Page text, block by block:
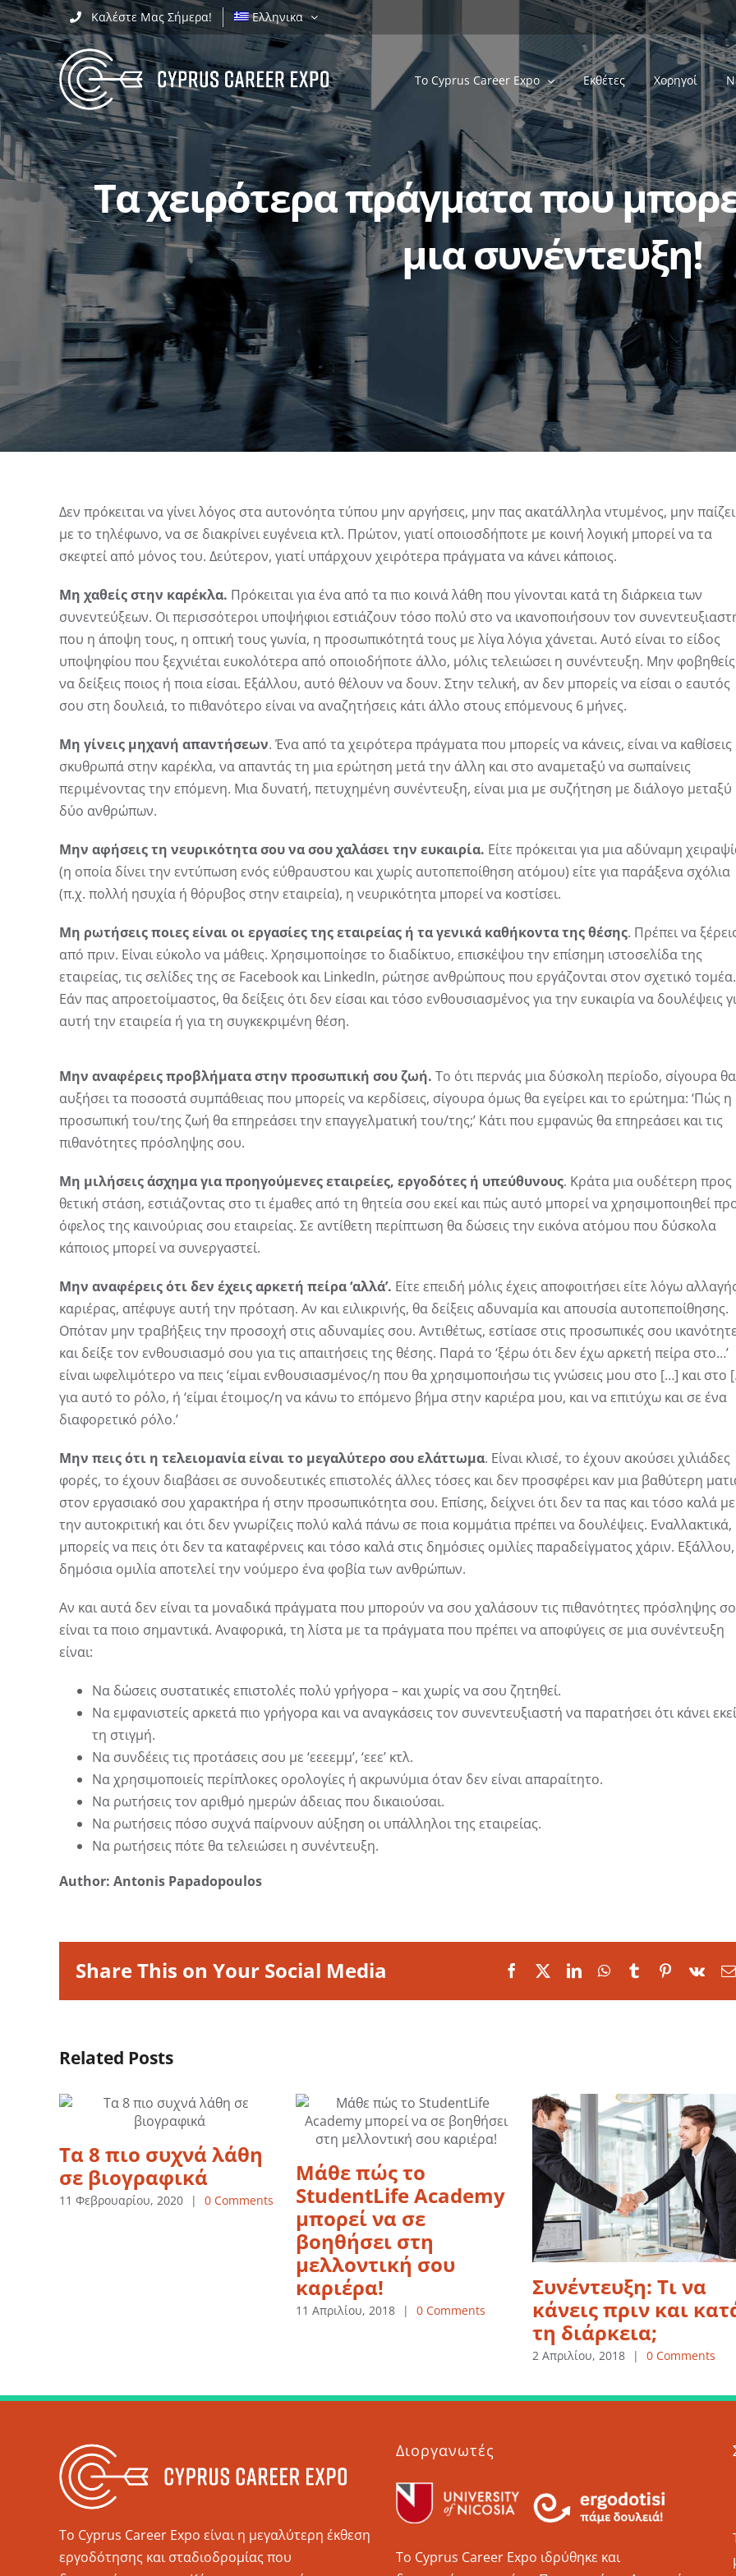
Skip
to
content
Καλέστε Μας Σήμερα! Ελληνικα
Tο Cyprus Career Expo Εκθέτες Χορηγοί
Τα χειρότερα πράγματα που
μια συνέντευξη!
Larger
Image
Δεν πρόκειται να γίνει λόγος στα αυτονόητα τύπου μην αργήσεις, μην πας ακατάλληλα ντυμένος, μην
με το τηλέφωνο, να σε διακρίνει ευγένεια κτλ. Πρώτον, γιατί οποιοσδήποτε με κοινή λογική μπορεί να τα
σκεφτεί από μόνος του. Δεύτερον, γιατί υπάρχουν χειρότερα πράγματα να κάνει κάποιος.
Μη χαθείς στην καρέκλα. Πρόκειται για ένα από τα πιο κοινά λάθη που γίνονται κατά τη διάρκεια των
συνεντεύξεων. Οι περισσότεροι υποψήφιοι εστιάζουν τόσο πολύ στο να ικανοποιήσουν τον
που η άποψη τους, η οπτική τους γωνία, η προσωπικότητά τους με λίγα λόγια χάνεται. Αυτό είναι το είδος
υποψηφίου που ξεχνιέται ευκολότερα από οποιοδήποτε άλλο, μόλις τελειώσει η συνέντευξη. Μην φοβηθείς
να δείξεις ποιος ή ποια είσαι. Εξάλλου, αυτό θέλουν να δουν. Στην τελική, αν δεν μπορείς να είσαι ο εαυτός
σου στη δουλειά, το πιθανότερο είναι να αναζητήσεις κάτι άλλο στους επόμενους 6 μήνες.
Μη γίνεις μηχανή απαντήσεων. Ένα από τα χειρότερα πράγματα που μπορείς να κάνεις, είναι να καθίσεις
σκυθρωπά στην καρέκλα, να απαντάς τη μια ερώτηση μετά την άλλη και στο αναμεταξύ να σωπαίνεις
περιμένοντας την επόμενη. Μια δυνατή, πετυχημένη συνέντευξη, είναι μια με συζήτηση με διάλογο μεταξύ
δύο ανθρώπων.
Μην αφήσεις τη νευρικότητα σου να σου χαλάσει την ευκαιρία. Είτε πρόκειται για μια αδύναμη
(η οποία δίνει την εντύπωση ενός εύθραυστου και χωρίς αυτοπεποίθηση ατόμου) είτε για παράξενα σχόλια
(π.χ. πολλή ησυχία ή θόρυβος στην εταιρεία), η νευρικότητα μπορεί να κοστίσει.
Μη ρωτήσεις ποιες είναι οι εργασίες της εταιρείας ή τα γενικά καθήκοντα της θέσης. Πρέπει να
από πριν. Είναι εύκολο να μάθεις. Χρησιμοποίησε το διαδίκτυο, επισκέψου την επίσημη ιστοσελίδα της
εταιρείας, τις σελίδες της σε Facebook και LinkedIn, ρώτησε ανθρώπους που εργάζονται στον σχετικό τομέα.
Εάν πας απροετοίμαστος, θα δείξεις ότι δεν είσαι και τόσο ενθουσιασμένος για την ευκαιρία να δουλέψεις
αυτή την εταιρεία ή για τη συγκεκριμένη θέση.
Μην αναφέρεις προβλήματα στην προσωπική σου ζωή. Το ότι περνάς μια δύσκολη περίοδο, σίγουρα θα
αυξήσει τα ποσοστά συμπάθειας που μπορείς να κερδίσεις, σίγουρα όμως θα εγείρει και το ερώτημα: ‘Πώς η
προσωπική του/της ζωή θα επηρεάσει την επαγγελματική του/της;’ Κάτι που εμφανώς θα επηρεάσει και τις
πιθανότητες πρόσληψης σου.
Μη μιλήσεις άσχημα για προηγούμενες εταιρείες, εργοδότες ή υπεύθυνους. Κράτα μια ουδέτερη προς
θετική στάση, εστιάζοντας στο τι έμαθες από τη θητεία σου εκεί και πώς αυτό μπορεί να χρησιμοποιηθεί
όφελος της καινούριας σου εταιρείας. Σε αντίθετη περίπτωση θα δώσεις την εικόνα ατόμου που δύσκολα
κάποιος μπορεί να συνεργαστεί.
Μην αναφέρεις ότι δεν έχεις αρκετή πείρα ‘αλλά’. Είτε επειδή μόλις έχεις αποφοιτήσει είτε λόγω
καριέρας, απέφυγε αυτή την πρόταση. Αν και ειλικρινής, θα δείξεις αδυναμία και απουσία αυτοπεποίθησης.
Οπόταν μην τραβήξεις την προσοχή στις αδυναμίες σου. Αντιθέτως, εστίασε στις προσωπικές σου
και δείξε τον ενθουσιασμό σου για τις απαιτήσεις της θέσης. Παρά το ‘ξέρω ότι δεν έχω αρκετή πείρα στο…’
είναι ωφελιμότερο να πεις ‘είμαι ενθουσιασμένος/η που θα χρησιμοποιήσω τις γνώσεις μου στο […] και στο
για αυτό το ρόλο, ή ‘είμαι έτοιμος/η να κάνω το επόμενο βήμα στην καριέρα μου, και να επιτύχω και σε ένα
διαφορετικό ρόλο.’
Μην πεις ότι η τελειομανία είναι το μεγαλύτερο σου ελάττωμα. Είναι κλισέ, το έχουν ακούσει χιλιάδες
φορές, το έχουν διαβάσει σε συνοδευτικές επιστολές άλλες τόσες και δεν προσφέρει καν μια βαθύτερη
στον εργασιακό σου χαρακτήρα ή στην προσωπικότητα σου. Επίσης, δείχνει ότι δεν τα πας και τόσο καλά με
την αυτοκριτική και ότι δεν γνωρίζεις πολύ καλά πάνω σε ποια κομμάτια πρέπει να δουλέψεις. Εναλλακτικά,
μπορείς να πεις ότι δεν τα καταφέρνεις και τόσο καλά στις δημόσιες ομιλίες παραδείγματος χάριν.
δημόσια ομιλία αποτελεί την νούμερο ένα φοβία των ανθρώπων.
Αν και αυτά δεν είναι τα μοναδικά πράγματα που μπορούν να σου χαλάσουν τις πιθανότητες πρόσληψης
είναι τα ποιο σημαντικά. Αναφορικά, τη λίστα με τα πράγματα που πρέπει να αποφύγεις σε μια συνέντευξη
είναι:
Να δώσεις συστατικές επιστολές πολύ γρήγορα – και χωρίς να σου ζητηθεί.
Να εμφανιστείς αρκετά πιο γρήγορα και να αναγκάσεις τον συνεντευξιαστή να παρατήσει ότι κάνει
τη στιγμή.
Να συνδέεις τις προτάσεις σου με ‘εεεεμμ’, ‘εεε’ κτλ.
Να χρησιμοποιείς περίπλοκες ορολογίες ή ακρωνύμια όταν δεν είναι απαραίτητο.
Να ρωτήσεις τον αριθμό ημερών άδειας που δικαιούσαι.
Να ρωτήσεις πόσο συχνά παίρνουν αύξηση οι υπάλληλοι της εταιρείας.
Να ρωτήσεις πότε θα τελειώσει η συνέντευξη.
Author: Antonis Papadopoulos
Share This on Your Social Media Facebook LinkedInWhatsApp
TumblrPinterest
Vk
Related Posts
Τα 8 πιο συχνά λάθη
σε βιογραφικά
11 Φεβρουαρίου, 2020 | 0 Comments
Μάθε πώς το
StudentLife Academy
μπορεί να σε
βοηθήσει στη
μελλοντική σου
καριέρα!
11 Απριλίου, 2018 | 0 Comments
Συνέντευξη: Τι να
κάνεις πριν και
τη διάρκεια;
2 Απριλίου, 2018 | 0 Comments
Το Cyprus Career Expo είναι η μεγαλύτερη έκθεση
εργοδότησης και σταδιοδρομίας που
Διοργανωτές
Το Cyprus Career Εxpo ιδρύθηκε και